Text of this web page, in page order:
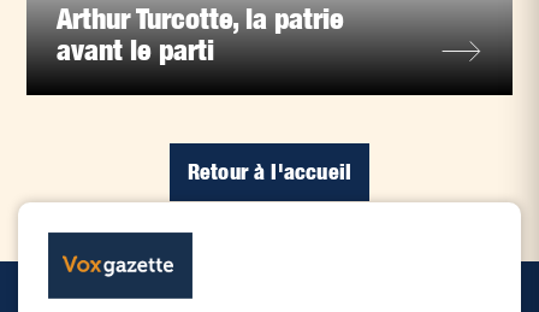
Arthur Turcotte, la patrie
avant le parti
Retour à l'accueil